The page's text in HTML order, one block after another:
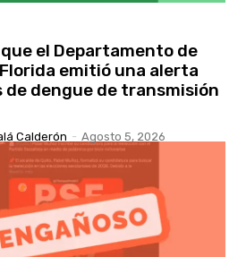
el Departamento de
emitió una alerta
de dengue de transmisión
Calderón - Agosto 5, 2026